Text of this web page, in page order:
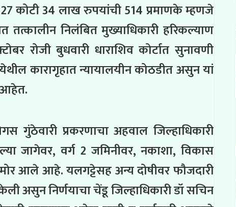
27 कोटी 34 लाख रुपयांची 514 प्रमाणके म्हणजे
निलंबित मुख्याधिकारी हरिकल्याण
रोजी बुधवारी धाराशिव कोर्टात सुनावणी
कारागृहात न्यायालयीन कोठडीत असुन यां
आहेत.
गुंठेवारी प्रकरणाचा अहवाल जिल्हाधिकारी
जागेवर, वर्ग 2 जमिनीवर, नकाशा, विकास
आले आहे. यलगट्टेसह अन्य दोषीवर फौजदारी
असुन निर्णयाचा चेंडू जिल्हाधिकारी डॉ सचिन